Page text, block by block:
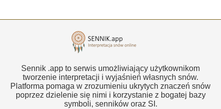
Sennik .app to serwis umożliwiający użytkownikom
tworzenie interpretacji i wyjaśnień własnych snów.
Platforma pomaga w zrozumieniu ukrytych znaczeń snów
poprzez dzielenie się nimi i korzystanie z bogatej bazy
symboli, senników oraz SI.